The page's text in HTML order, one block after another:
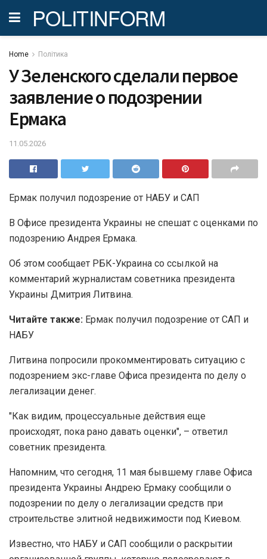
POLITINFORM
Home Політика
У Зеленского сделали первое
заявление о подозрении
Ермака
11.05.2026
Ермак получил подозрение от НАБУ и САП
В Офисе президента Украины не спешат с оценками по
подозрению Андрея Ермака.
Об этом сообщает РБК-Украина со ссылкой на
комментарий журналистам советника президента
Украины Дмитрия Литвина.
Читайте также: Ермак получил подозрение от САП и
НАБУ
Литвина попросили прокомментировать ситуацию с
подозрением экс-главе Офиса президента по делу о
легализации денег.
"Как видим, процессуальные действия еще
происходят, пока рано давать оценки", – ответил
советник президента.
Напомним, что сегодня, 11 мая бывшему главе Офиса
президента Украины Андрею Ермаку сообщили о
подозрении по делу о легализации средств при
строительстве элитной недвижимости под Киевом.
Известно, что НАБУ и САП сообщили о раскрытии